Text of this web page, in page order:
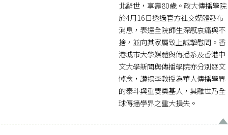
北辭世，享壽80歲。政大傳播學院
於4月16日透過官方社交媒體發布
消息，表達全院師生深感哀痛與不
捨，並向其家屬致上誠摯慰問。香
港城市大學媒體與傳播系及香港中
文大學新聞與傳播學院亦分別發文
悼念，讚揚李教授為華人傳播學界
的泰斗與重要奠基人，其離世乃全
球傳播學界之重大損失。